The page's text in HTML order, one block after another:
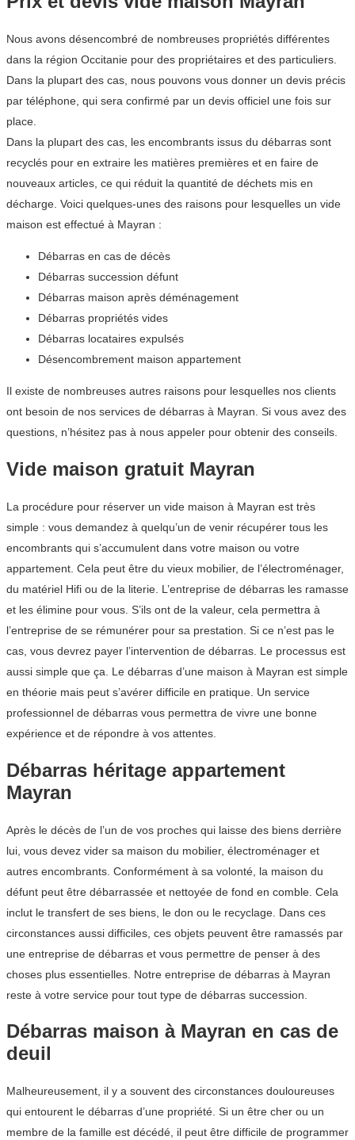
Nous avons désencombré de nombreuses propriétés différentes
dans la région Occitanie pour des propriétaires et des particuliers.
Dans la plupart des cas, nous pouvons vous donner un devis précis
par téléphone, qui sera confirmé par un devis officiel une fois sur
place.
Dans la plupart des cas, les encombrants issus du débarras sont
recyclés pour en extraire les matières premières et en faire de
nouveaux articles, ce qui réduit la quantité de déchets mis en
décharge. Voici quelques-unes des raisons pour lesquelles un vide
maison est effectué à Mayran :
Débarras en cas de décès
Débarras succession défunt
Débarras maison après déménagement
Débarras propriétés vides
Débarras locataires expulsés
Désencombrement maison appartement
Il existe de nombreuses autres raisons pour lesquelles nos clients
ont besoin de nos services de débarras à Mayran. Si vous avez des
questions, n’hésitez pas à nous appeler pour obtenir des conseils.
Vide maison gratuit Mayran
La procédure pour réserver un vide maison à Mayran est très
simple : vous demandez à quelqu’un de venir récupérer tous les
encombrants qui s’accumulent dans votre maison ou votre
appartement. Cela peut être du vieux mobilier, de l’électroménager,
du matériel Hifi ou de la literie. L’entreprise de débarras les ramasse
et les élimine pour vous. S’ils ont de la valeur, cela permettra à
l’entreprise de se rémunérer pour sa prestation. Si ce n’est pas le
cas, vous devrez payer l’intervention de débarras. Le processus est
aussi simple que ça. Le débarras d’une maison à Mayran est simple
en théorie mais peut s’avérer difficile en pratique. Un service
professionnel de débarras vous permettra de vivre une bonne
expérience et de répondre à vos attentes.
Débarras héritage appartement
Mayran
Après le décès de l’un de vos proches qui laisse des biens derrière
lui, vous devez vider sa maison du mobilier, électroménager et
autres encombrants. Conformément à sa volonté, la maison du
défunt peut être débarrassée et nettoyée de fond en comble. Cela
inclut le transfert de ses biens, le don ou le recyclage. Dans ces
circonstances aussi difficiles, ces objets peuvent être ramassés par
une entreprise de débarras et vous permettre de penser à des
choses plus essentielles. Notre entreprise de débarras à Mayran
reste à votre service pour tout type de débarras succession.
Débarras maison à Mayran en cas de
deuil
Malheureusement, il y a souvent des circonstances douloureuses
qui entourent le débarras d’une propriété. Si un être cher ou un
membre de la famille est décédé, il peut être difficile de programmer